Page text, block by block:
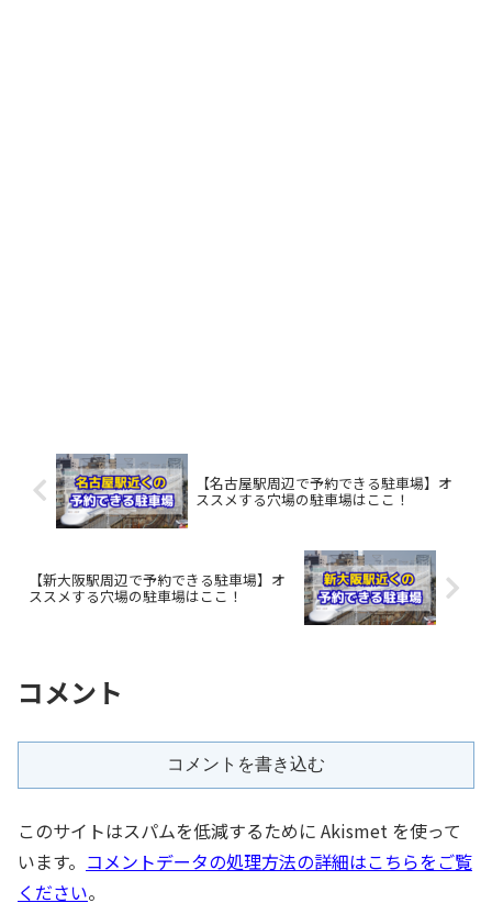
【名古屋駅周辺で予約できる駐車場】オ
ススメする穴場の駐車場はここ！
【新大阪駅周辺で予約できる駐車場】オ
ススメする穴場の駐車場はここ！
コメント
コメントを書き込む
このサイトはスパムを低減するために Akismet を使って
います。 コメントデータの処理方法の詳細はこちらをご覧
ください。